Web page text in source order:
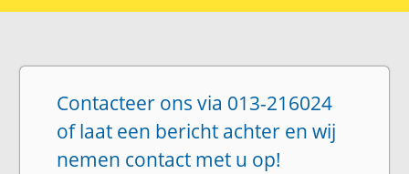
Contacteer ons via 013-216024
of laat een bericht achter en wij
nemen contact met u op!